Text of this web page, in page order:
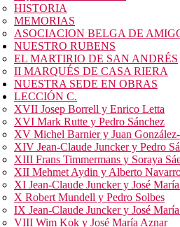
HISTORIA
MEMORIAS
ASOCIACION BELGA DE
NUESTRO RUBENS
EL MARTIRIO DE SAN ANDRÉS
II MARQUÉS DE CASA RIERA
NUESTRA SEDE EN OBRAS
LECCIÓN C.
XVII Josep Borrell y Enrico Letta
XVI Mark Rutte y Pedro Sánchez
XV Michel Barnier y Juan
XIV Jean-Claude Juncker y Pedro
XIII Frans Timmermans y Soraya
XII Mehmet Aydin y Alberto
XI Jean-Claude Juncker y José
X Robert Mundell y Pedro Solbes
IX Jean-Claude Juncker y José
VIII Wim Kok y José María Aznar